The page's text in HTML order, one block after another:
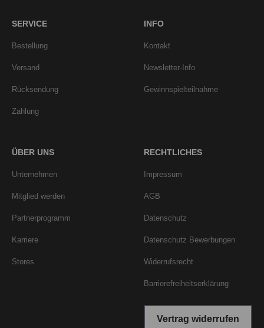
SERVICE
Bestellung
Versand
Rücksendung
Zahlung
INFO
Kontakt
Newsletter-Info
Gewinnspielteilnahme
ÜBER UNS
Unternehmen
Mitglied werden
Partnerprogramm
Karriere
Stores
RECHTLICHES
Impressum
AGB
Datenschutz
Datenschutz Bewerbungen
Widerrufsrecht
Barrierefreiheitserklärung
Vertrag widerrufen